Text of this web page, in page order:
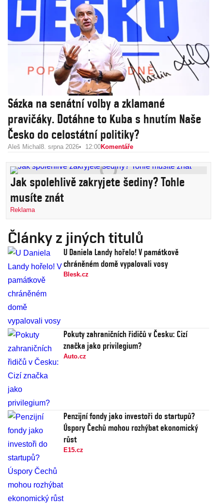
Sázka na senátní volby a zklamané
pravičáky. Dotáhne to Kuba s hnutím Naše
Česko do celostátní politiky?
Aleš Michal 8. srpna 2026 12:00Komentáře
Jak spolehlivě zakryjete šediny? Tohle
musíte znát
Reklama
Články z jiných titulů
U Daniela Landy hořelo! V památkově
chráněném domě vypalovali vosy
Blesk.cz
Pokuty zahraničních řidičů v Česku: Cizí
značka jako privilegium?
Auto.cz
Penzijní fondy jako investoři do startupů?
Úspory Čechů mohou rozhýbat ekonomický
růst
E15.cz